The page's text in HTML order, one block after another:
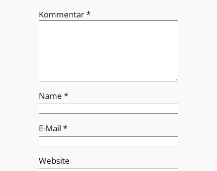
Kommentar*
Name *
E-Mail *
Website